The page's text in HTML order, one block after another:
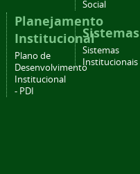
Planejamento
Institucional
Plano de
Desenvolvimento
Institucional
- PDI
Social
Sistemas
Sistemas
Institucionais